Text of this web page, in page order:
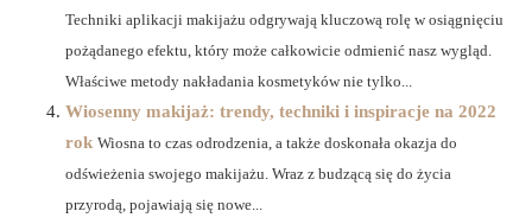
Techniki aplikacji makijażu odgrywają kluczową rolę w osiągnięciu
pożądanego efektu, który może całkowicie odmienić nasz wygląd.
Właściwe metody nakładania kosmetyków nie tylko...
Wiosenny makijaż: trendy, techniki i inspiracje na 2022
rok Wiosna to czas odrodzenia, a także doskonała okazja do
odświeżenia swojego makijażu. Wraz z budzącą się do życia
przyrodą, pojawiają się nowe...